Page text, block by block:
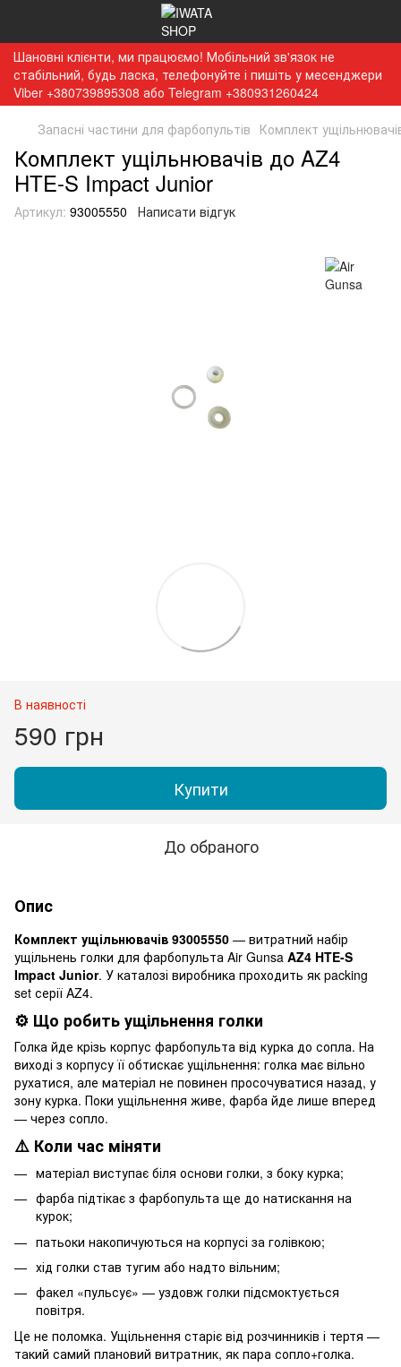
Шановні клієнти, ми працюємо! Мобільний зв'язок не
стабільний, будь ласка, телефонуйте і пишіть у месенджери
Viber +380739895308 або Telegram +380931260424
Запасні частини для фарбопультів Комплект
Комплект ущільнювачів до AZ4
HTE-S Impact Junior
Артикул: 93005550 Написати відгук
В наявності
590 грн
Купити
До обраного
Опис
Комплект ущільнювачів 93005550 — витратний набір
ущільнень голки для фарбопульта Air Gunsa AZ4 HTE-S
Impact Junior. У каталозі виробника проходить як packing
set серії AZ4.
⚙️ Що робить ущільнення голки
Голка йде крізь корпус фарбопульта від курка до сопла. На
виході з корпусу її обтискає ущільнення: голка має вільно
рухатися, але матеріал не повинен просочуватися назад, у
зону курка. Поки ущільнення живе, фарба йде лише вперед
— через сопло.
⚠️ Коли час міняти
матеріал виступає біля основи голки, з боку курка;
фарба підтікає з фарбопульта ще до натискання на
курок;
патьоки накопичуються на корпусі за голівкою;
хід голки став тугим або надто вільним;
факел «пульсує» — уздовж голки підсмоктується
повітря.
Це не поломка. Ущільнення старіє від розчинників і тертя —
такий самий плановий витратник, як пара сопло+голка.